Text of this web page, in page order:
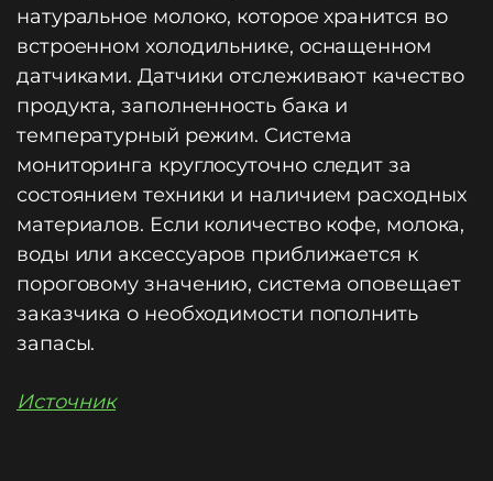
натуральное молоко, которое хранится во
встроенном холодильнике, оснащенном
датчиками. Датчики отслеживают качество
продукта, заполненность бака и
температурный режим. Система
мониторинга круглосуточно следит за
состоянием техники и наличием расходных
материалов. Если количество кофе, молока,
воды или аксессуаров приближается к
пороговому значению, система оповещает
заказчика о необходимости пополнить
запасы.
Источник